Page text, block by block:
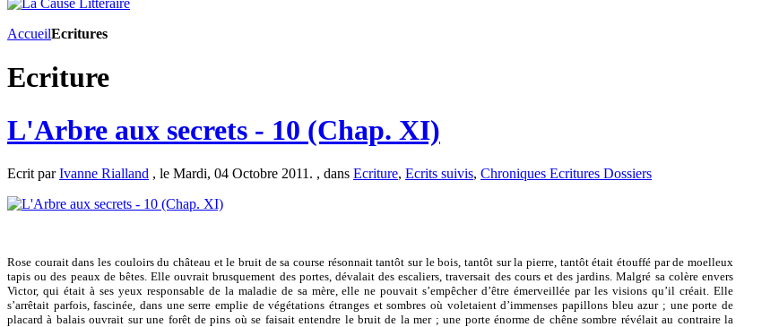
AccueilEcritures
Ecriture
L'Arbre aux secrets - 10 (Chap. XI)
Ecrit parIvanne Rialland , le Mardi, 04 Octobre 2011. , dans Ecriture, Ecrits suivis, Chroniques Ecritures Dossiers
Rose courait dans les couloirs du château et le bruit de sa course résonnait tantôt sur le bois, tantôt sur la pierre, tantôt était étouffé par de moelleux
tapis ou des peaux de bêtes. Elle ouvrait brusquement des portes, dévalait des escaliers, traversait des cours et des jardins. Malgré sa colère envers
Victor, qui était à ses yeux responsable de la maladie de sa mère, elle ne pouvait s’empêcher d’être émerveillée par les visions qu’il créait. Elle
s’arrêtait parfois, fascinée, dans une serre emplie de végétations étranges et sombres où voletaient d’immenses papillons bleu azur ; une porte de
placard à balais ouvrait sur une forêt de pins où se faisait entendre le bruit de la mer ; une porte énorme de chêne sombre révélait au contraire la